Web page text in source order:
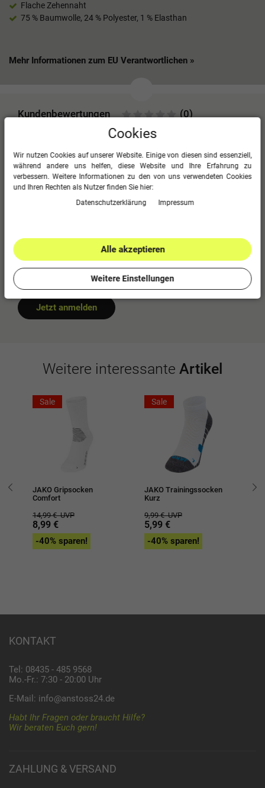
Flache Zehennaht
75 % Baumwolle, 24 % Polyester, 1 % Elasthan
Mehr Informationen zum EU Verantwortlichen »
Kundenbewertungen (0)
Für diesen Artikel erfolgte leider noch keine
5
0
4
0
0
Bitte logge dich in dein Kundenkonto ein
um eine Bewertung abzugeben.
Jetzt anmelden
Weitere interessante Artikel
Sale
JAKO Gripsocken
Comfort
14,99 €UVP
8,99 €
-40% sparen!
Sale
JAKO Trainingssocken
Kurz
9,99 €UVP
5,99 €
-40% sparen!
KONTAKT
Tel: 08435 - 485 9568
Mo.-Fr.: 7:30 - 20:00 Uhr
E-Mail: info@anstoss24.de
Habt Ihr Fragen oder braucht Hilfe?
Wir beraten Euch gern!
ZAHLUNG & VERSAND
Cookies
Wir nutzen Cookies auf unserer Website. Einige von diesen sind essenziell,
während andere uns helfen, diese Website und Ihre Erfahrung zu
verbessern. Weitere Informationen zu den von uns verwendeten Cookies
und Ihren Rechten als Nutzer finden Sie hier:
Daten­schutz­erklärung
Impressum
Alle akzeptieren
Weitere Einstellungen